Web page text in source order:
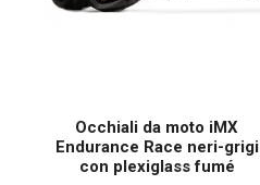
Occhiali da moto iMX
Endurance Race neri-grigi
con plexiglass fumé